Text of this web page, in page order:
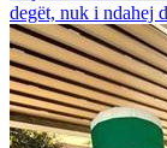
degët, nuk i ndahej